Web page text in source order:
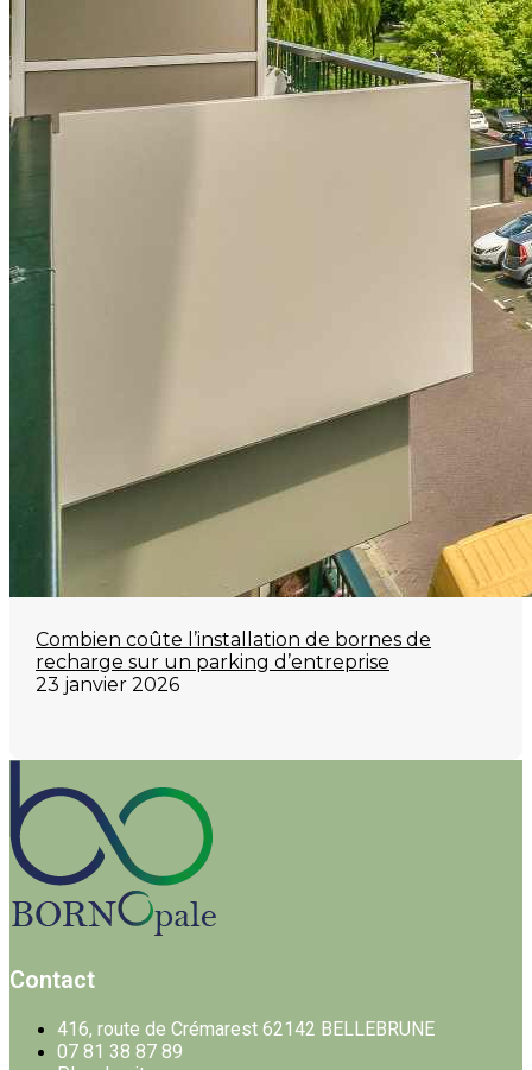
Combien coûte l’installation de bornes de
recharge sur un parking d’entreprise
23 janvier 2026
Contact
416, route de Crémarest 62142 BELLEBRUNE
07 81 38 87 89